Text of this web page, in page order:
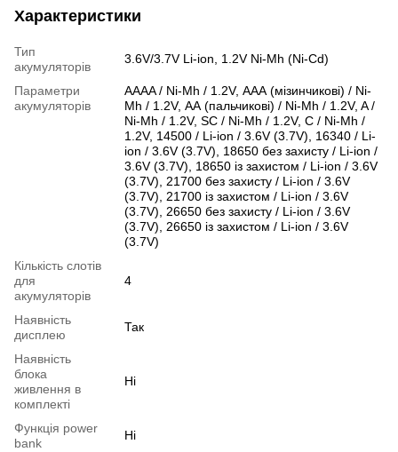
Характеристики
Тип
акумуляторів
3.6V/3.7V Li-ion, 1.2V Ni-Mh (Ni-Cd)
Параметри
акумуляторів
АААA / Ni-Mh / 1.2V, ААА (мізинчикові) / Ni-
Mh / 1.2V, АА (пальчикові) / Ni-Mh / 1.2V, A /
Ni-Mh / 1.2V, SC / Ni-Mh / 1.2V, C / Ni-Mh /
1.2V, 14500 / Li-ion / 3.6V (3.7V), 16340 / Li-
ion / 3.6V (3.7V), 18650 без захисту / Li-ion /
3.6V (3.7V), 18650 із захистом / Li-ion / 3.6V
(3.7V), 21700 без захисту / Li-ion / 3.6V
(3.7V), 21700 із захистом / Li-ion / 3.6V
(3.7V), 26650 без захисту / Li-ion / 3.6V
(3.7V), 26650 із захистом / Li-ion / 3.6V
(3.7V)
Кількість слотів
для
акумуляторів
4
Наявність
дисплею
Так
Наявність
блока
живлення в
комплекті
Ні
Функція power
bank
Ні